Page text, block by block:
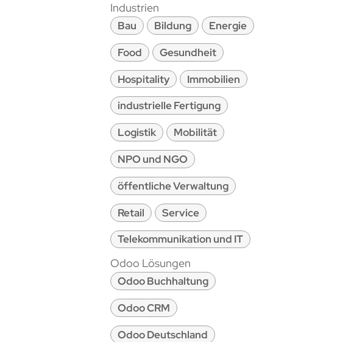
Industrien
Bau Bildung
Energie
Food
Gesundheit
Hospitality
Immobilien
industrielle Fertigung
Logistik
Mobilität
NPO und NGO
öffentliche Verwaltung
Retail
Service
Telekommunikation und IT
Odoo Lösungen
Odoo Buchhaltung
Odoo CRM
Odoo Deutschland